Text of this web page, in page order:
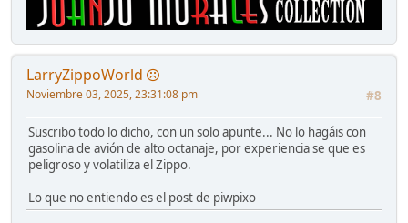
LarryZippoWorld
#8
Noviembre 03, 2025, 23:31:08 pm
Suscribo todo lo dicho, con un solo apunte... No lo hagáis con
gasolina de avión de alto octanaje, por experiencia se que es
peligroso y volatiliza el Zippo.
Lo que no entiendo es el post de piwpixo